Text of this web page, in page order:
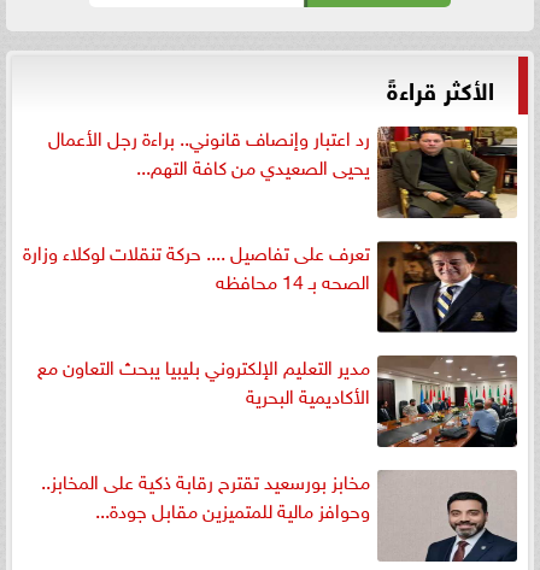
الأكثر قراءةً
رد اعتبار وإنصاف قانوني.. براءة رجل الأعمال
يحيى الصعيدي من كافة التهم...
تعرف على تفاصيل .... حركة تنقلات لوكلاء وزارة
الصحه بـ 14 محافظه
مدير التعليم الإلكتروني بليبيا يبحث التعاون مع
الأكاديمية البحرية
مخابز بورسعيد تقترح رقابة ذكية على المخابز..
وحوافز مالية للمتميزين مقابل جودة...